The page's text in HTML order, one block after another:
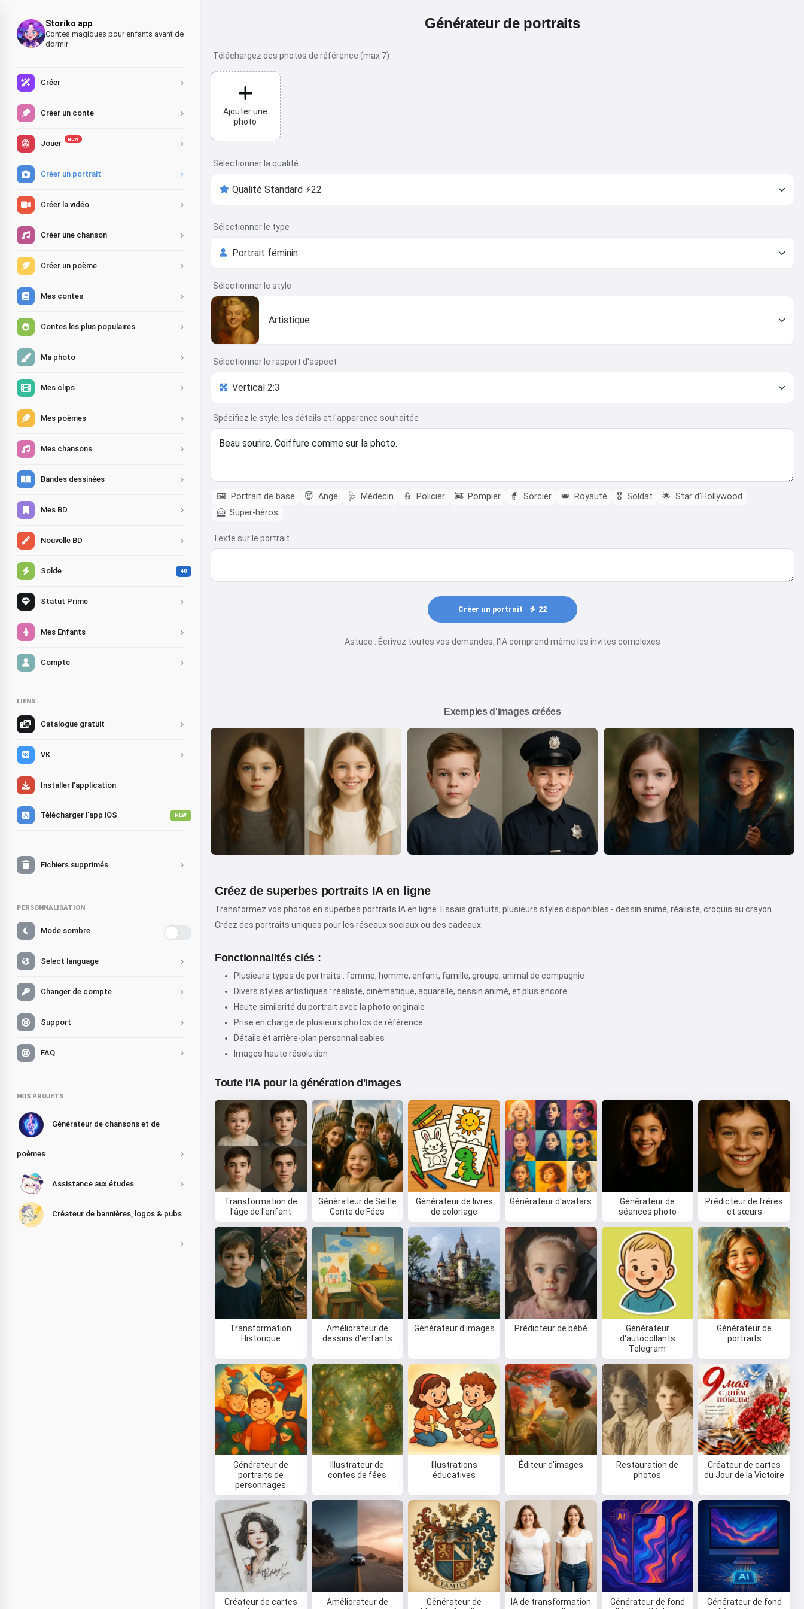
Storiko app
Contes magiques pour enfants avant de
dormir
Créer
Créer un conte
Jouer NEW
Créer un portrait
Créer la vidéo
Créer une chanson
Créer un poème
Mes contes
Contes les plus populaires
Ma photo
Mes clips
Mes poèmes
Mes chansons
Bandes dessinées
Mes BD
Nouvelle BD
Solde 40
Statut Prime
Mes Enfants
Compte
LIENS
Catalogue gratuit
VK
Installer l'application
Télécharger l'app iOS NEW
Fichiers supprimés
PERSONNALISATION
Mode sombre
Select language
Changer de compte
Support
FAQ
NOS PROJETS
Générateur de chansons et de
poèmes
Assistance aux études
Créateur de bannières, logos & pubs
Générateur de portraits
Téléchargez des photos de référence (max 7)
Ajouter une
photo
Sélectionner la qualité
Sélectionner le type
Sélectionner le style
Artistique
Sélectionner le rapport d'aspect
Spécifiez le style, les détails et l'apparence souhaitée
🖼️ Portrait de base 😇 Ange 🩺 Médecin 👮 Policier 🚒 Pompier 🧙 Sorcier 👑 Royauté 🎖️ Soldat 🌟 Star d'Hollywood
🦸 Super-héros
Texte sur le portrait
Créer un portrait 22
Astuce : Écrivez toutes vos demandes, l'IA comprend même les invites complexes
Exemples d'images créées
Créez de superbes portraits IA en ligne
Transformez vos photos en superbes portraits IA en ligne. Essais gratuits, plusieurs styles disponibles - dessin animé, réaliste, croquis au crayon.
Créez des portraits uniques pour les réseaux sociaux ou des cadeaux.
Fonctionnalités clés :
Plusieurs types de portraits : femme, homme, enfant, famille, groupe, animal de compagnie
Divers styles artistiques : réaliste, cinématique, aquarelle, dessin animé, et plus encore
Haute similarité du portrait avec la photo originale
Prise en charge de plusieurs photos de référence
Détails et arrière-plan personnalisables
Images haute résolution
Toute l'IA pour la génération d'images
Transformation de
l'âge de l'enfant
Générateur de Selfie
Conte de Fées
Générateur de livres
de coloriage
Générateur d'avatars
Générateur de
séances photo
Prédicteur de frères
et sœurs
Transformation
Historique
Améliorateur de
dessins d'enfants
Générateur d'images Prédicteur de bébé
Générateur
d'autocollants
Telegram
Générateur de
portraits
Générateur de
portraits de
personnages
Illustrateur de
contes de fées
Illustrations
éducatives
Éditeur d'images
Restauration de
photos
Créateur de cartes
du Jour de la Victoire
Créateur de cartes
Améliorateur de
Générateur de
IA de transformation
Générateur de fond
Générateur de fond
Salut ! Je suis Storiko 👋
Je raconte des contes magiques
Lire une histoire
Conditions générales d'utilisation